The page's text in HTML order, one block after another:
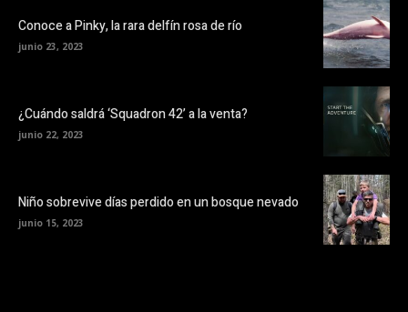
Conoce a Pinky, la rara delfín rosa de río
junio 23, 2023
¿Cuándo saldrá ‘Squadron 42’ a la venta?
junio 22, 2023
Niño sobrevive días perdido en un bosque nevado
junio 15, 2023